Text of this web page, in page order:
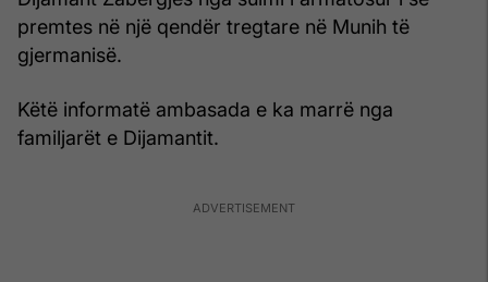
premtes në një qendër tregtare në Munih të
gjermanisë.
Këtë informatë ambasada e ka marrë nga
familjarët e Dijamantit.